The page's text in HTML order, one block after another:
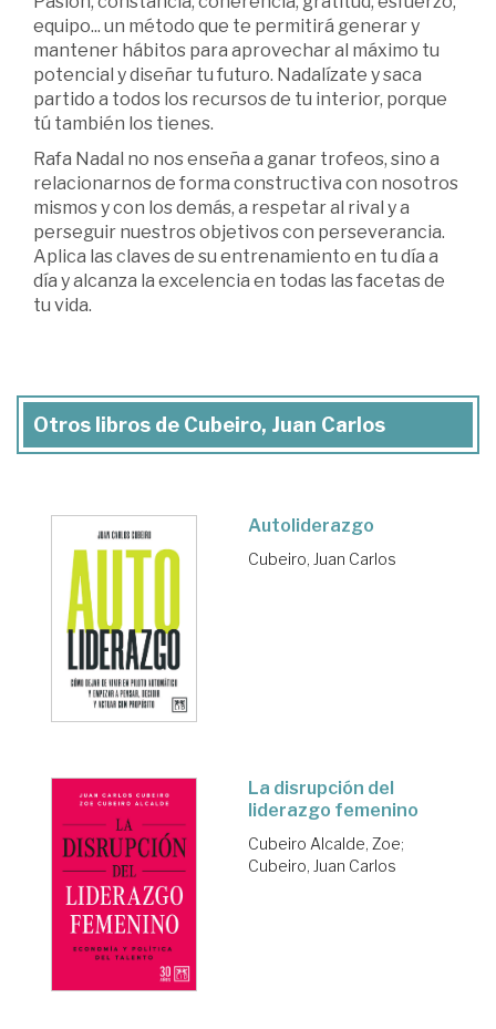
equipo... un método que te permitirá generar y
mantener hábitos para aprovechar al máximo tu
potencial y diseñar tu futuro. Nadalízate y saca
partido a todos los recursos de tu interior, porque
tú también los tienes.
Rafa Nadal no nos enseña a ganar trofeos, sino a
relacionarnos de forma constructiva con nosotros
mismos y con los demás, a respetar al rival y a
perseguir nuestros objetivos con perseverancia.
Aplica las claves de su entrenamiento en tu día a
día y alcanza la excelencia en todas las facetas de
tu vida.
Otros libros de Cubeiro, Juan Carlos
Autoliderazgo
Cubeiro, Juan Carlos
La disrupción del
liderazgo femenino
Cubeiro Alcalde, Zoe;
Cubeiro, Juan Carlos